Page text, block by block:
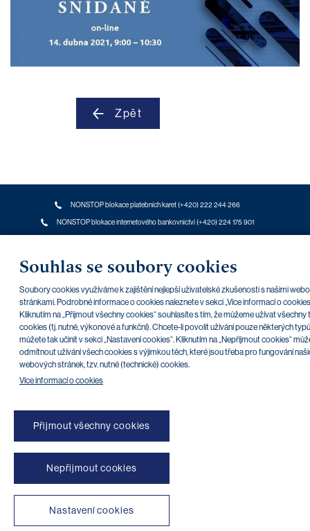
Souhlas se soubory cookies
Soubory cookies využíváme k zajištění nejlepší uživatelské zkušenosti s našimi
stránkami. Podrobné informace o cookies naleznete v sekci „Více informací o
Kliknutím na „Přijmout všechny cookies“ souhlasíte s tím, že můžeme užívat všechny
cookies (tj. nutné, výkonové a funkční). Chcete-li povolit užívání pouze některých
můžete tak učinit v sekci „Nastavení cookies“. Kliknutím na „Nepříjmout cookies“
odmítnout užívání všech cookies s výjimkou těch, které jsou třeba pro fungování
webových stránek, tzv. nutné (technické) cookies.
Více informací o cookies
Přijmout všechny cookies
Nepřijmout cookies
Nastavení cookies
Zpět
NONSTOP blokace platebních karet (+420) 222 244 266
NONSTOP blokace internetového bankovnictví (+420) 224 175 901
Copyright © 2026 PPF banka a. s.